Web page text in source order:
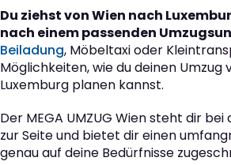
Du ziehst von Wien nach
nach einem passenden
Beiladung, Möbeltaxi oder
Möglichkeiten, wie du deinen Umzug
Luxemburg planen kannst.
Der MEGA UMZUG Wien steht dir
zur Seite und bietet dir einen
genau auf deine Bedürfnisse